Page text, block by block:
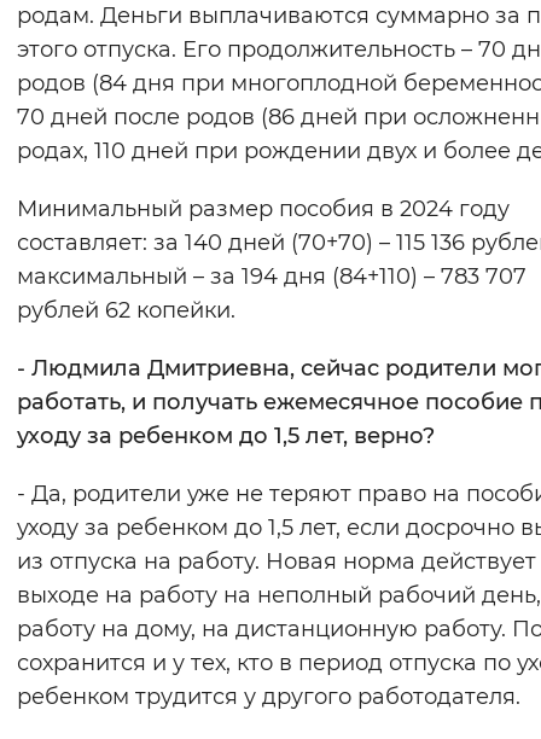
родам. Деньги выплачиваются суммарно за
этого отпуска. Его продолжительность – 70
родов (84 дня при многоплодной
70 дней после родов (86 дней при
родах, 110 дней при рождении двух и более
Минимальный размер пособия в 2024 году
составляет: за 140 дней (70+70) – 115 136
максимальный – за 194 дня (84+110) – 783 707
рублей 62 копейки.
- Людмила Дмитриевна, сейчас родители
работать, и получать ежемесячное пособие
уходу за ребенком до 1,5 лет, верно?
- Да, родители уже не теряют право на
уходу за ребенком до 1,5 лет, если досрочно
из отпуска на работу. Новая норма
выходе на работу на неполный рабочий
работу на дому, на дистанционную работу.
сохранится и у тех, кто в период отпуска по
ребенком трудится у другого работодателя.